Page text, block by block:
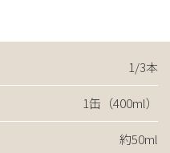
1/3本
1缶（400ml）
約50ml